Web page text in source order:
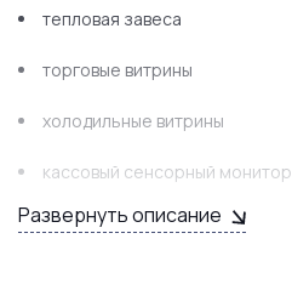
тепловая завеса
торговые витрины
холодильные витрины
кассовый сенсорный монитор
стеллажи встроенные
Развернуть описание